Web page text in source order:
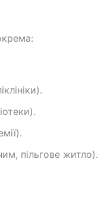
пільгове житло).